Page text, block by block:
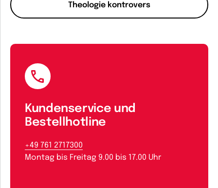
Theologie kontrovers
Kundenservice und
Bestellhotline
+49 761 2717300
Montag bis Freitag 9.00 bis 17.00 Uhr